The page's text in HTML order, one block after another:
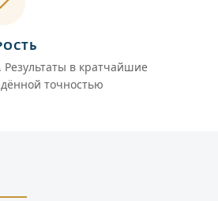
в кратчайшие
точностью